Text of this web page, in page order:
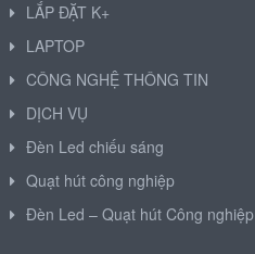
LẮP ĐẶT K+
LAPTOP
CÔNG NGHỆ THÔNG TIN
DỊCH VỤ
Đèn Led chiếu sáng
Quạt hút công nghiệp
Đèn Led – Quạt hút Công nghiệp